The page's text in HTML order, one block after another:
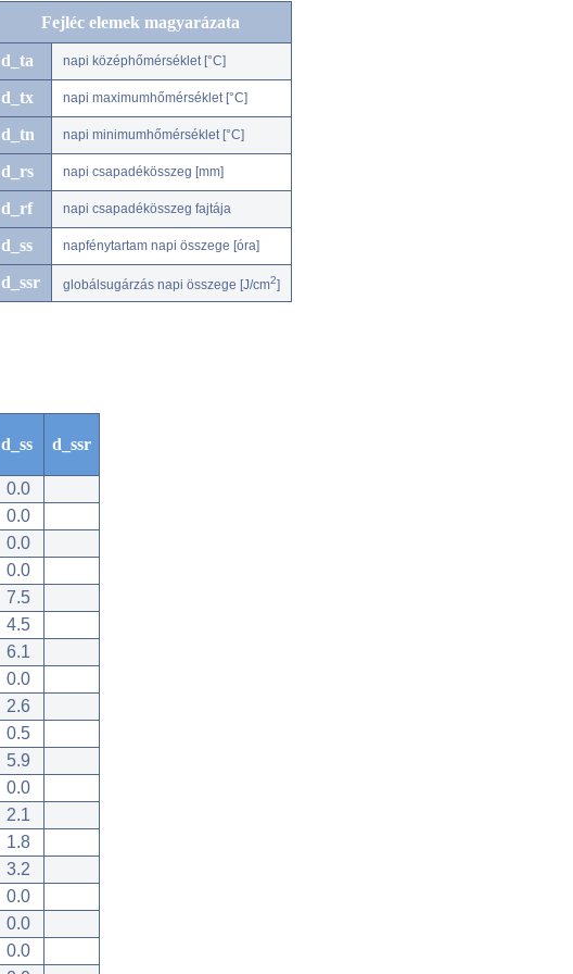
Fejléc elemek magyarázata
d_ta napi középhőmérséklet [°C]
d_tx napi maximumhőmérséklet [°C]
d_tn napi minimumhőmérséklet [°C]
d_rs napi csapadékösszeg [mm]
d_rf napi csapadékösszeg fajtája
d_ss napfénytartam napi összege [óra]
d_ssr globálsugárzás napi összege [J/cm2]
d_ss d_ssr
0.0
0.0
0.0
0.0
7.5
4.5
6.1
0.0
2.6
0.5
5.9
0.0
2.1
1.8
3.2
0.0
0.0
0.0